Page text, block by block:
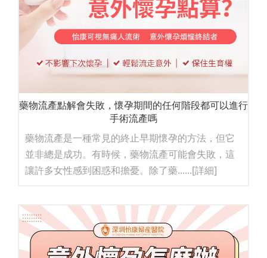
藥物流產點解會失敗，懷孕期間的任何階段都可以進行
手術流產嗎
藥物流產是一種常見的終止早期懷孕的方法，但它
並非總是成功。有時候，藥物流產可能會失敗，這
讓許多女性感到困惑和擔憂。除了藥......[詳細]